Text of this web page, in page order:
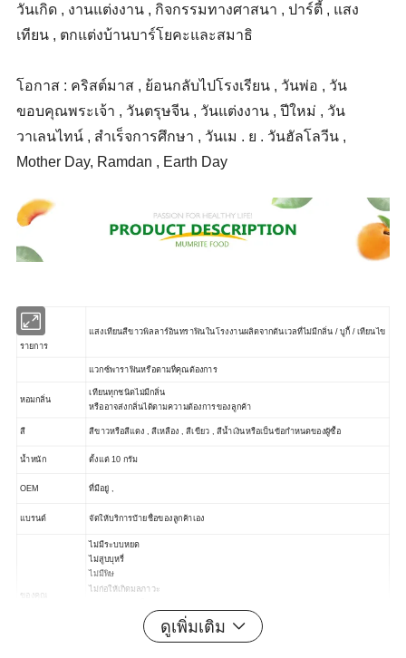
วันเกิด , งานแต่งงาน , กิจกรรมทางศาสนา , ปาร์ตี้ , แสง
เทียน , ตกแต่งบ้านบาร์โยคะและสมาธิ
โอกาส : คริสต์มาส , ย้อนกลับไปโรงเรียน , วันพ่อ , วัน
ขอบคุณพระเจ้า , วันตรุษจีน , วันแต่งงาน , ปีใหม่ , วัน
วาเลนไทน์ , สำเร็จการศึกษา , วันเม . ย . วันฮัลโลวีน ,
Mother Day, Ramdan , Earth Day
รายการ
แสงเทียนสีขาวพิลลาร์อินทราฟินในโรงงานผลิตจากต้นเวลที่ไม่มีกลิ่น / บูกี้ / เทียนไข
แวกซ์พาราฟินหรือตามที่คุณต้องการ
หอมกลิ่น
เทียนทุกชนิดไม่มีกลิ่น
หรืออาจส่งกลิ่นได้ตามความต้องการของลูกค้า
สี สีขาวหรือสีแดง , สีเหลือง , สีเขียว , สีน้ำเงินหรือเป็นข้อกำหนดของผู้ซื้อ
น้ำหนัก ตั้งแต่ 10 กรัม
OEM ที่มีอยู่ ,
แบรนด์ จัดให้บริการป้ายชื่อของลูกค้าเอง
ของคุณ
ไม่มีระบบหยด
ไม่สูบบุหรี่
ไม่มีพิษ
ไม่ก่อให้เกิดมลภาวะ
ราคาที่สูงและแพง
ระยะเวลาการจัดเก็บยาวนานดูเพิ่มเติม